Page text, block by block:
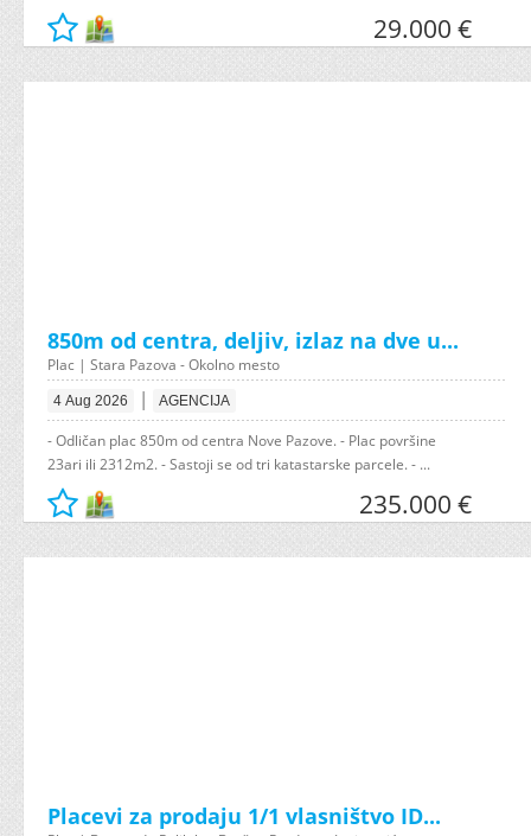
29.000 €
850m od centra, deljiv, izlaz na dve u...
Plac | Stara Pazova - Okolno mesto
4 Aug 2026 | AGENCIJA
- Odličan plac 850m od centra Nove Pazove. - Plac površine
23ari ili 2312m2. - Sastoji se od tri katastarske parcele. - ...
235.000 €
Placevi za prodaju 1/1 vlasništvo ID...